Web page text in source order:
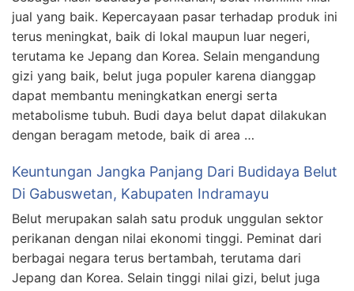
jual yang baik. Kepercayaan pasar terhadap produk ini
terus meningkat, baik di lokal maupun luar negeri,
terutama ke Jepang dan Korea. Selain mengandung
gizi yang baik, belut juga populer karena dianggap
dapat membantu meningkatkan energi serta
metabolisme tubuh. Budi daya belut dapat dilakukan
dengan beragam metode, baik di area …
Keuntungan Jangka Panjang Dari Budidaya Belut
Di Gabuswetan, Kabupaten Indramayu
Belut merupakan salah satu produk unggulan sektor
perikanan dengan nilai ekonomi tinggi. Peminat dari
berbagai negara terus bertambah, terutama dari
Jepang dan Korea. Selain tinggi nilai gizi, belut juga